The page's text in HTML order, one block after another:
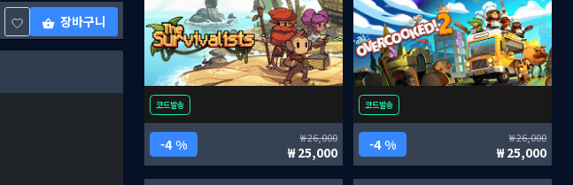
장바구니
코드발송
4 % 26,000
25,000
코드발송
4 % 26,000
25,000